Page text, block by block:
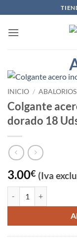
al
contenido
INICIO / ABALORIOS
Colgante
dorado 18
3.00€ (Iva